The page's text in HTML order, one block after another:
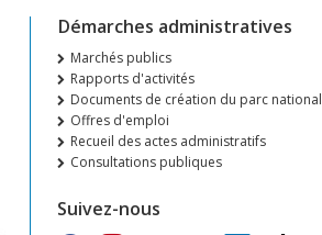
Démarches administratives
Marchés publics
Rapports d'activités
Documents de création du parc national
Offres d'emploi
Recueil des actes administratifs
Consultations publiques
Suivez-nous